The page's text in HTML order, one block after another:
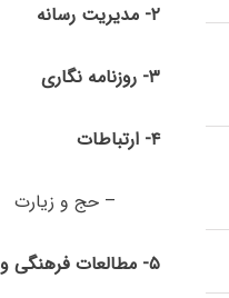
۲- مدیریت رسانه
۳- روزنامه نگاری
۴- ارتباطات
– حج و زیارت
۵- مطالعات فرهنگی و رسانه